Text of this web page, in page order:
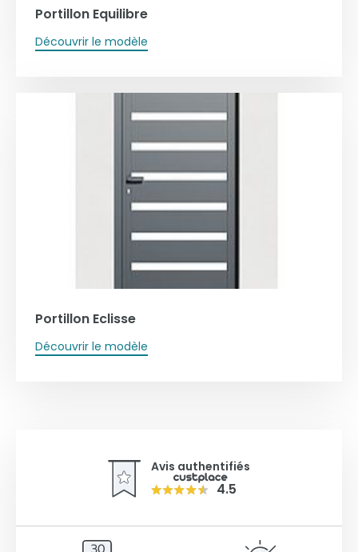
Portillon Equilibre
Découvrir le modèle
Portillon Eclisse
Découvrir le modèle
Avis authentifiés
4.5